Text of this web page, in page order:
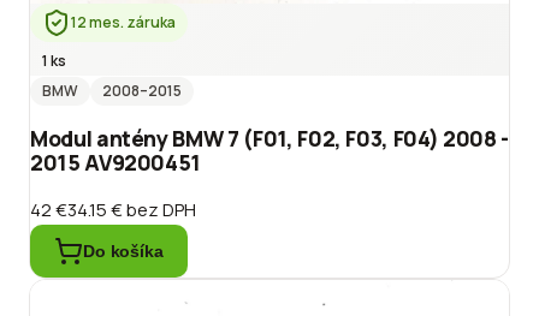
12 mes. záruka
1 ks
BMW
2008–2015
Modul antény BMW 7 (F01, F02, F03, F04) 2008 -
2015 AV9200451
42 €34.15 €bez DPH
Do košíka